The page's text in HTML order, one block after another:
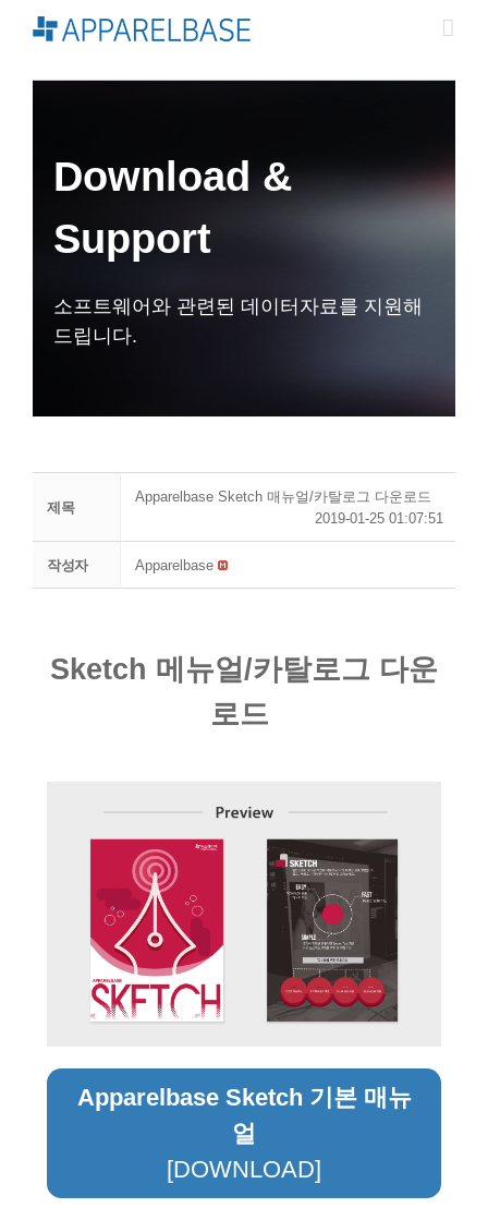
Download &
Support
소프트웨어와 관련된 데이터자료를 지원해
드립니다.
제목
Apparelbase Sketch 매뉴얼/카탈로그 다운로드
2019-01-25 01:07:51
작성자 Apparelbase
Sketch 메뉴얼/카탈로그 다운
로드
Apparelbase Sketch 기본 매뉴
얼
[DOWNLOAD]